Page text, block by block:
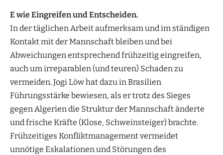
E wie Eingreifen und Entscheiden.
In der täglichen Arbeit aufmerksam und im ständigen
Kontakt mit der Mannschaft bleiben und bei
Abweichungen entsprechend frühzeitig eingreifen,
auch um irreparablen (und teuren) Schaden zu
vermeiden. Jogi Löw hat dazu in Brasilien
Führungsstärke bewiesen, als er trotz des Sieges
gegen Algerien die Struktur der Mannschaft änderte
und frische Kräfte (Klose, Schweinsteiger) brachte.
Frühzeitiges Konfliktmanagement vermeidet
unnötige Eskalationen und Störungen des